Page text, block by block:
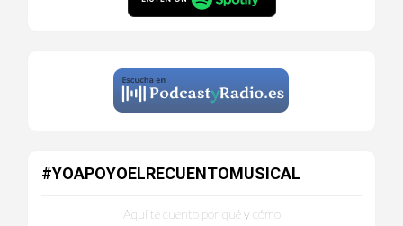
#YOAPOYOELRECUENTOMUSICAL
Aquí te cuento por qué y cómo